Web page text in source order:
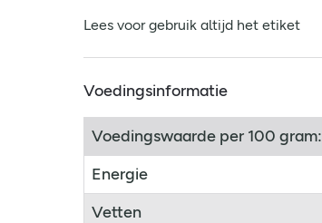
Lees voor gebruik altijd het etiket
Voedingsinformatie
Voedingswaarde per 100 gram:
Energie
Vetten